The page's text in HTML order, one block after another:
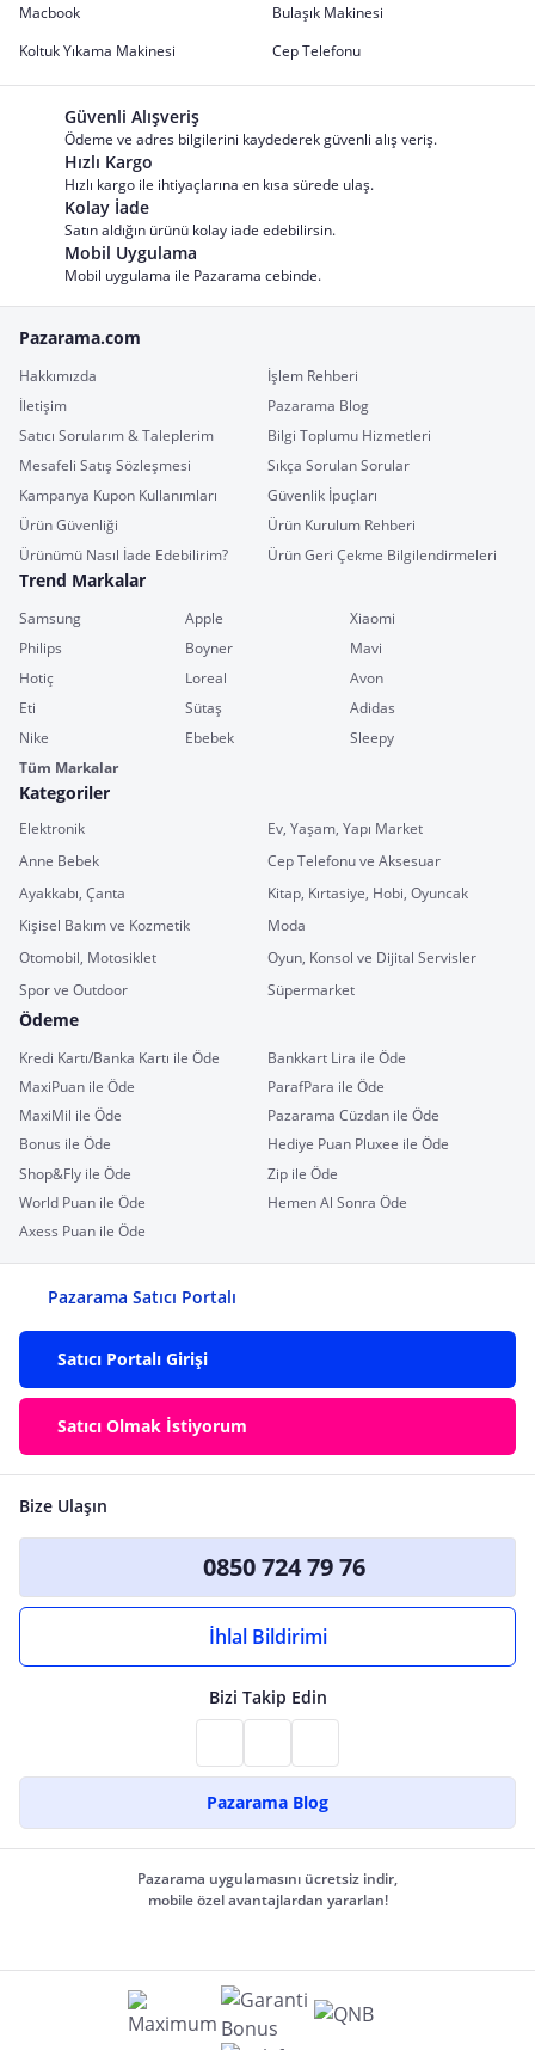
Macbook
Bulaşık Makinesi
Koltuk Yıkama Makinesi
Cep Telefonu
Güvenli Alışveriş
Ödeme ve adres bilgilerini kaydederek güvenli alış veriş.
Hızlı Kargo
Hızlı kargo ile ihtiyaçlarına en kısa sürede ulaş.
Kolay İade
Satın aldığın ürünü kolay iade edebilirsin.
Mobil Uygulama
Mobil uygulama ile Pazarama cebinde.
Pazarama.com
Hakkımızda
İşlem Rehberi
İletişim
Pazarama Blog
Satıcı Sorularım & Taleplerim
Bilgi Toplumu Hizmetleri
Mesafeli Satış Sözleşmesi
Sıkça Sorulan Sorular
Kampanya Kupon Kullanımları
Güvenlik İpuçları
Ürün Güvenliği
Ürün Kurulum Rehberi
Ürünümü Nasıl İade Edebilirim?
Ürün Geri Çekme Bilgilendirmeleri
Trend Markalar
Samsung Apple
Xiaomi
Philips
Boyner
Mavi
Hotiç
Loreal
Avon
Eti
Sütaş
Adidas
Nike
Ebebek
Sleepy
Tüm Markalar
Kategoriler
Elektronik
Ev, Yaşam, Yapı Market
Anne Bebek
Cep Telefonu ve Aksesuar
Ayakkabı, Çanta
Kitap, Kırtasiye, Hobi, Oyuncak
Kişisel Bakım ve Kozmetik
Moda
Otomobil, Motosiklet
Oyun, Konsol ve Dijital Servisler
Spor ve Outdoor
Süpermarket
Ödeme
Kredi Kartı/Banka Kartı ile Öde
Bankkart Lira ile Öde
MaxiPuan ile Öde
ParafPara ile Öde
MaxiMil ile Öde
Pazarama Cüzdan ile Öde
Bonus ile Öde
Hediye Puan Pluxee ile Öde
Shop&Fly ile Öde
Zip ile Öde
World Puan ile Öde
Hemen Al Sonra Öde
Axess Puan ile Öde
Pazarama Satıcı Portalı
Satıcı Portalı Girişi
Satıcı Olmak İstiyorum
Bize Ulaşın
0850 724 79 76
İhlal Bildirimi
Bizi Takip Edin
Pazarama Blog
Pazarama uygulamasını ücretsiz indir,
mobile özel avantajlardan yararlan!